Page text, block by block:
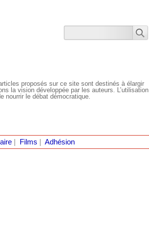
proposés sur ce site sont destinés à élargir
la vision développée par les auteurs. L’utilisation
nourrir le débat démocratique.
| Films Adhésion